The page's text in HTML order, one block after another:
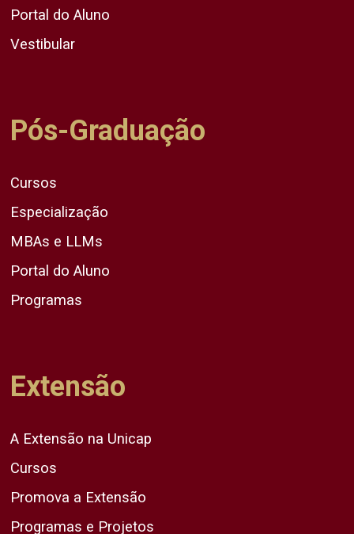
Portal do Aluno
Vestibular
Pós-Graduação
Cursos
Especialização
MBAs e LLMs
Portal do Aluno
Programas
Extensão
A Extensão na Unicap
Cursos
Promova a Extensão
Programas e Projetos